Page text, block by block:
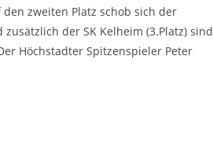
zweiten Platz schob sich der
der SK Kelheim (3.Platz) sind
Höchstadter Spitzenspieler Peter